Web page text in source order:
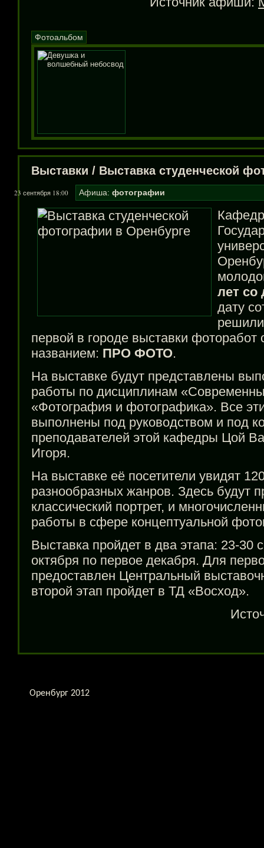
Фотоальбом
Выставки / Выставка студенческой
23 сентября 18:00 Афиша: фотографии
лет со
дату
первой в городе выставки фоторабот
названием: ПРО ФОТО.
На выставке будут представлены
работы по дисциплинам
«Фотография и фотографика». Все
выполнены под руководством и под
преподавателей этой кафедры Цой
Игоря.
На выставке её посетители увидят
разнообразных жанров. Здесь будут
классический портрет, и
работы в сфере концептуальной
Выставка пройдет в два этапа: 23-30
октября по первое декабря. Для
предоставлен Центральный
второй этап пройдет в ТД «Восход».
Оренбург 2012